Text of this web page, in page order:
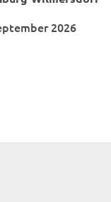
2026